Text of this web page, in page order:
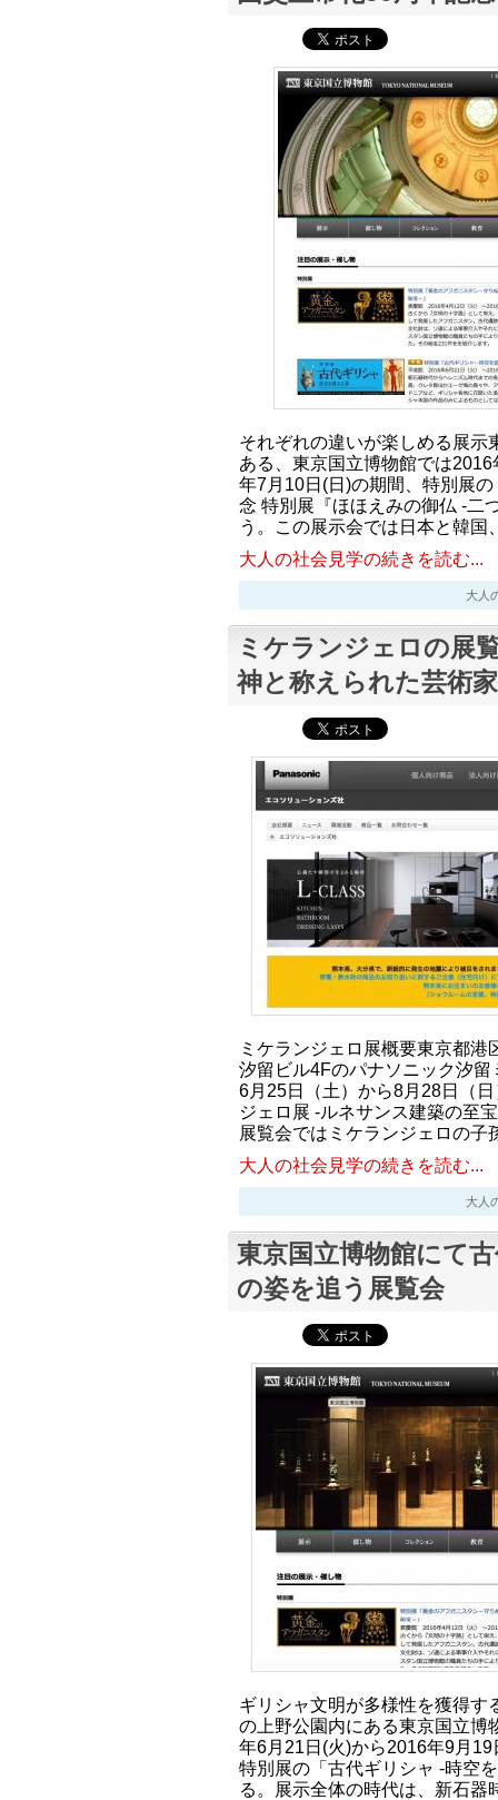
それぞれの違いが楽しめる展示
ある、東京国立博物館では
年7月10日(日)の期間、特別展
念 特別展『ほほえみの御仏 -二
う。この展示会では日本と韓
大人の社会見学の続きを読む...
大人
ミケランジェロの展
神と称えられた芸術家
ミケランジェロ展概要東京都港
汐留ビル4Fのパナソニック汐
6月25日（土）から8月28日（
ジェロ展 -ルネサンス建築の至
展覧会ではミケランジェロの
大人の社会見学の続きを読む...
大人
東京国立博物館にて
の姿を追う展覧会
ギリシャ文明が多様性を獲得す
の上野公園内にある東京国立博
年6月21日(火)から2016年9月
特別展の「古代ギリシャ -時空
る。展示全体の時代は、新石